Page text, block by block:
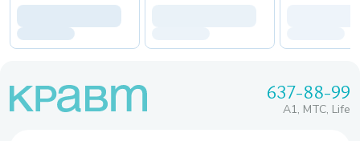
637-88-99
A1, МТС, Life